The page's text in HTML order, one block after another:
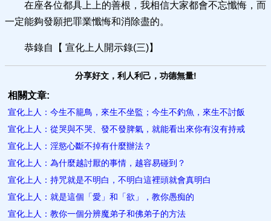
在座各位都具上上的善根，我相信大家都會不忘懺悔，而
一定能夠發願把罪業懺悔和消除盡的。
恭錄自【 宣化上人開示錄(三)】
分享好文，利人利己，功德無量!
相關文章:
宣化上人：今生不籠鳥，來生不坐監；今生不釣魚，來生不討飯
宣化上人：從哭與不哭、發不發脾氣，就能看出來你有沒有持戒
宣化上人：淫慾心斷不掉有什麼辦法？
宣化上人：為什麼越討厭的事情，越容易碰到？
宣化上人：持咒就是不明白，不明白這裡頭就會真明白
宣化上人：就是這個「愛」和「欲」，教你愚痴的
宣化上人：教你一個分辨魔弟子和佛弟子的方法